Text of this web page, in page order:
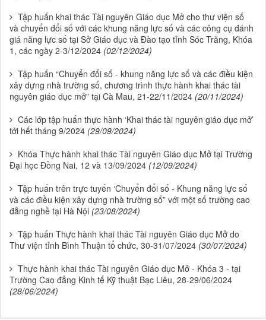
Tập huấn khai thác Tài nguyên Giáo dục Mở cho thư viện số
và chuyển đổi số với các khung năng lực số và các công cụ đánh
giá năng lực số tại Sở Giáo dục và Đào tạo tỉnh Sóc Trăng, Khóa
1, các ngày 2-3/12/2024 (02/12/2024)
Tập huấn “Chuyển đổi số - khung năng lực số và các điều kiện
xây dựng nhà trường số, chương trình thực hành khai thác tài
nguyên giáo dục mở” tại Cà Mau, 21-22/11/2024 (20/11/2024)
Các lớp tập huấn thực hành ‘Khai thác tài nguyên giáo dục mở’
tới hết tháng 9/2024 (29/09/2024)
Khóa Thực hành khai thác Tài nguyên Giáo dục Mở tại Trường
Đại học Đồng Nai, 12 và 13/09/2024 (12/09/2024)
Tập huấn trên trực tuyến ‘Chuyển đổi số - Khung năng lực số
và các điều kiện xây dựng nhà trường số” với một số trường cao
đẳng nghề tại Hà Nội (23/08/2024)
Tập huấn Thực hành khai thác Tài nguyên Giáo dục Mở do
Thư viện tỉnh Bình Thuận tổ chức, 30-31/07/2024 (30/07/2024)
Thực hành khai thác Tài nguyên Giáo dục Mở - Khóa 3 - tại
Trường Cao đẳng Kinh tế Kỹ thuật Bạc Liêu, 28-29/06/2024
(28/06/2024)